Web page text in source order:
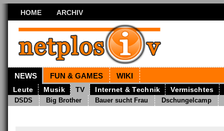
HOME ARCHIV
NEWS FUN & GAMES WIKI
Leute Musik TV Internet & Technik Vermischtes
DSDS Big Brother Bauer sucht Frau Dschungelcamp